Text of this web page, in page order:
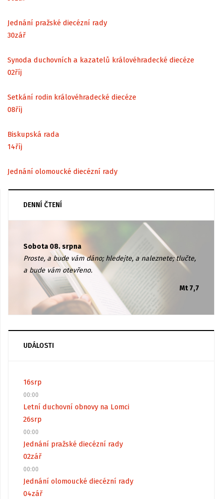
Jednání pražské diecézní rady
30zář
Synoda duchovních a kazatelů královéhradecké diecéze
02říj
Setkání rodin královéhradecké diecéze
08říj
Biskupská rada
14říj
Jednání olomoucké diecézní rady
DENNÍ ČTENÍ
Sobota 08. srpna
Proste, a bude vám dáno; hledejte, a naleznete; tlučte,
a bude vám otevřeno.
Mt 7,7
UDÁLOSTI
16srp
00:00
Letní duchovní obnovy na Lomci
26srp
00:00
Jednání pražské diecézní rady
02zář
00:00
Jednání olomoucké diecézní rady
04zář